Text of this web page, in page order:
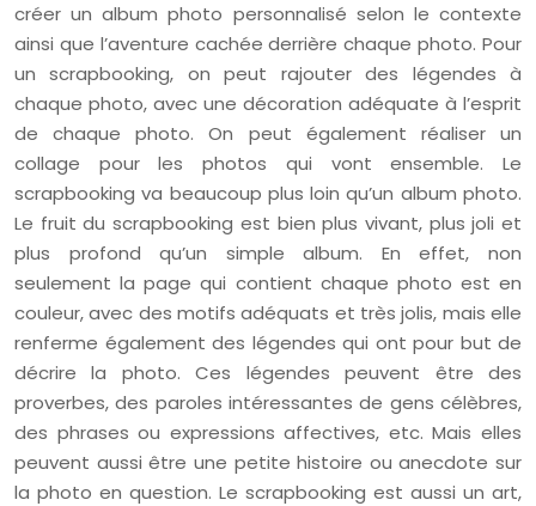
créer un album photo personnalisé selon le contexte
ainsi que l’aventure cachée derrière chaque photo. Pour
un scrapbooking, on peut rajouter des légendes à
chaque photo, avec une décoration adéquate à l’esprit
de chaque photo. On peut également réaliser un
collage pour les photos qui vont ensemble. Le
scrapbooking va beaucoup plus loin qu’un album photo.
Le fruit du scrapbooking est bien plus vivant, plus joli et
plus profond qu’un simple album. En effet, non
seulement la page qui contient chaque photo est en
couleur, avec des motifs adéquats et très jolis, mais elle
renferme également des légendes qui ont pour but de
décrire la photo. Ces légendes peuvent être des
proverbes, des paroles intéressantes de gens célèbres,
des phrases ou expressions affectives, etc. Mais elles
peuvent aussi être une petite histoire ou anecdote sur
la photo en question. Le scrapbooking est aussi un art,